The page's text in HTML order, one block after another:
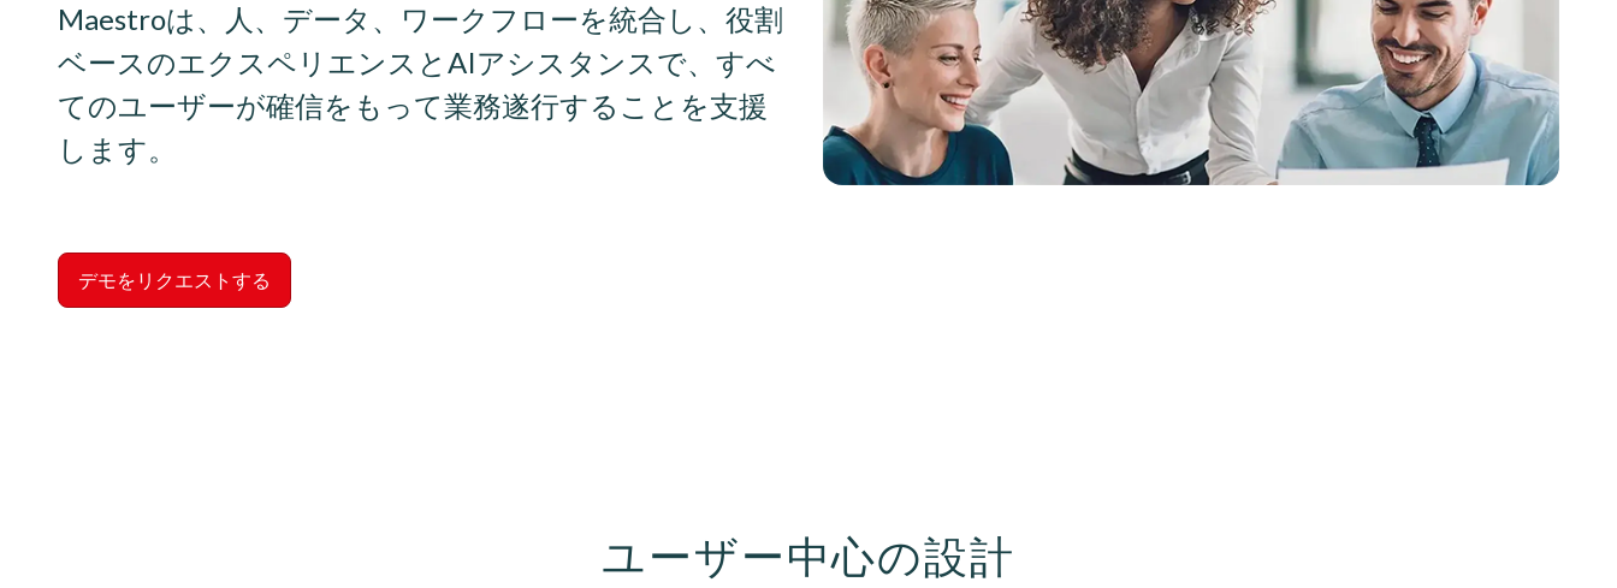
Maestroは、人、データ、ワークフローを統合し、役割
ベースのエクスペリエンスとAIアシスタンスで、すべ
てのユーザーが確信をもって業務遂行することを支援
します。
デモをリクエストする
ユーザー中心の設計